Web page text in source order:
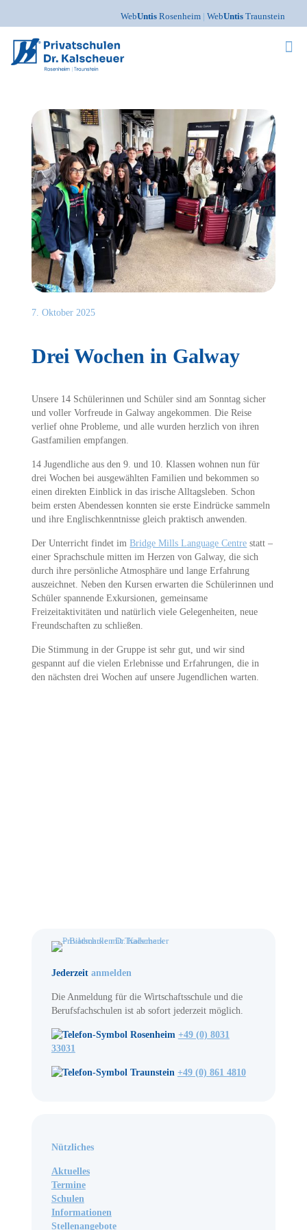
WebUntis Rosenheim | WebUntis Traunstein
7. Oktober 2025
Drei Wochen in Galway
Unsere 14 Schülerinnen und Schüler sind am Sonntag sicher
und voller Vorfreude in Galway angekommen. Die Reise
verlief ohne Probleme, und alle wurden herzlich von ihren
Gastfamilien empfangen.
14 Jugendliche aus den 9. und 10. Klassen wohnen nun für
drei Wochen bei ausgewählten Familien und bekommen so
einen direkten Einblick in das irische Alltagsleben. Schon
beim ersten Abendessen konnten sie erste Eindrücke sammeln
und ihre Englischkenntnisse gleich praktisch anwenden.
Der Unterricht findet imBridge Mills Language Centre statt –
einer Sprachschule mitten im Herzen von Galway, die sich
durch ihre persönliche Atmosphäre und lange Erfahrung
auszeichnet. Neben den Kursen erwarten die Schülerinnen und
Schüler spannende Exkursionen, gemeinsame
Freizeitaktivitäten und natürlich viele Gelegenheiten, neue
Freundschaften zu schließen.
Die Stimmung in der Gruppe ist sehr gut, und wir sind
gespannt auf die vielen Erlebnisse und Erfahrungen, die in
den nächsten drei Wochen auf unsere Jugendlichen warten.
Jederzeit anmelden
Die Anmeldung für die Wirtschaftsschule und die
Berufsfachschulen ist ab sofort jederzeit möglich.
Rosenheim +49 (0) 8031
33031
Traunstein +49 (0) 861 4810
Nützliches
Aktuelles
Termine
Schulen
Informationen
Stellenangebote